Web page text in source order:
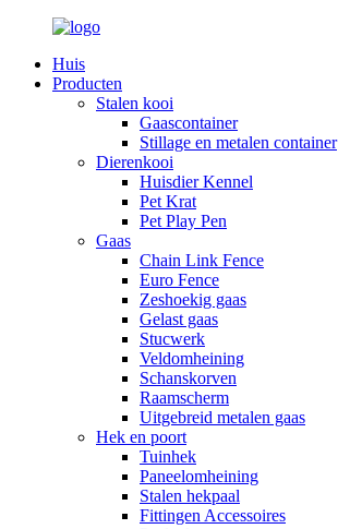
Huis
Producten
Stalen kooi
Gaascontainer
Stillage en metalen container
Dierenkooi
Huisdier Kennel
Pet Krat
Pet Play Pen
Gaas
Chain Link Fence
Euro Fence
Zeshoekig gaas
Gelast gaas
Stucwerk
Veldomheining
Schanskorven
Raamscherm
Uitgebreid metalen gaas
Hek en poort
Tuinhek
Paneelomheining
Stalen hekpaal
Fittingen Accessoires